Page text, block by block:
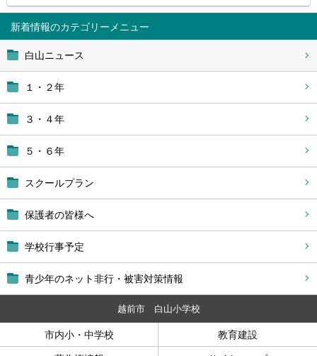
新着情報
白山ニュース
１・２年
３・４年
５・６年
スクールプラン
保護者の皆様へ
学校行事予定
青少年のネット非行・被害対策情報
越前市 白山小学校
市内小・中学校 教育建設